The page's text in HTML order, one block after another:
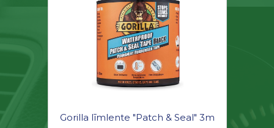
Gorilla līmlente "Patch & Seal" 3m